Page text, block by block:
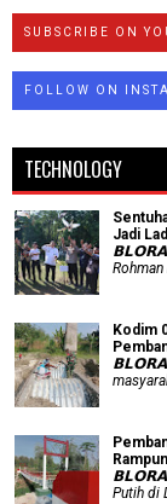
SUBSCRIBE ON
FOLLOW ON
TECHNOLOGY
Jadi
𝗕𝗟𝗢𝗥𝗔
Kodim
𝗕𝗟𝗢𝗥𝗔
𝗕𝗟𝗢𝗥𝗔
Putih di